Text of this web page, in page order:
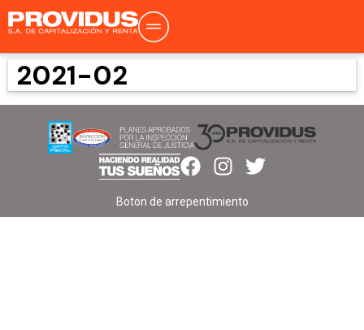
2021-02
Boton de arrepentimiento